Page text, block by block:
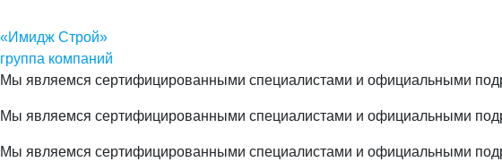
«Имидж Строй»
группа компаний
Мы являемся сертифицированными специалистами и официальными
Мы являемся сертифицированными специалистами и официальными
Мы являемся сертифицированными специалистами и официальными